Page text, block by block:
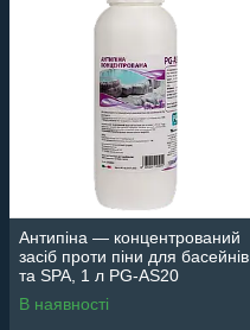
Антипіна — концентрований
засіб проти піни для басейнів
та SPA, 1 л PG-AS20
В наявності